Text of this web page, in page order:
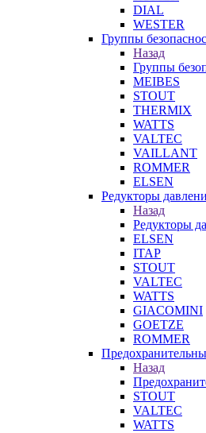
DIAL
WESTER
Группы
Назад
Группы
MEIBES
STOUT
THERMIX
WATTS
VALTEC
VAILLANT
ROMMER
ELSEN
Редукторы
Назад
Редукторы
ELSEN
ITAP
STOUT
VALTEC
WATTS
GIACOMINI
GOETZE
ROMMER
Назад
STOUT
VALTEC
WATTS